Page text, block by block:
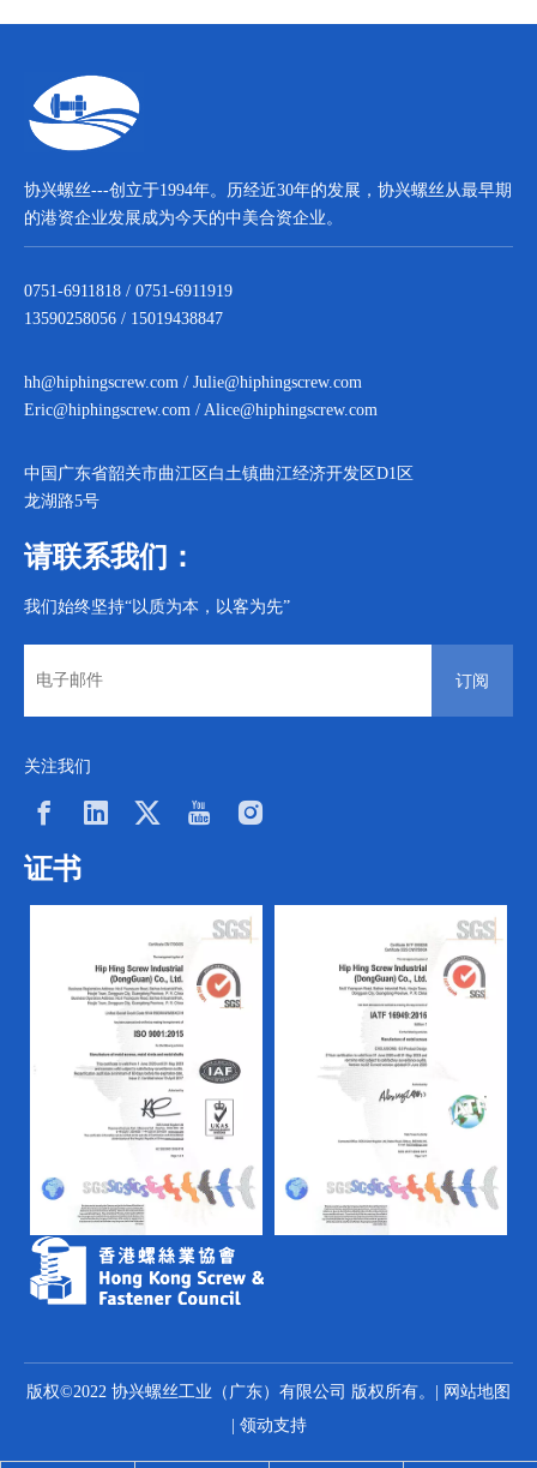
协兴螺丝---创立于1994年。历经近30年的发展，协兴螺丝从最早期
的港资企业发展成为今天的中美合资企业。
0751-6911818 / 0751-6911919
13590258056 / 15019438847
hh@hiphingscrew.com / Julie@hiphingscrew.com
Eric@hiphingscrew.com / Alice@hiphingscrew.com
中国广东省韶关市曲江区白土镇曲江经济开发区D1区
龙湖路5号
请联系我们：
我们始终坚持“以质为本，以客为先”
订阅
关注我们
证书
版权©2022 协兴螺丝工业（广东）有限公司 版权所有。|
网站地图
领动支持